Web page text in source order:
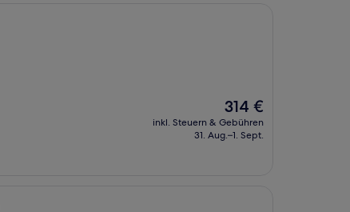
Der
Preis
beträgt
314 €
inkl. Steuern & Gebühren
31. Aug.–1. Sept.